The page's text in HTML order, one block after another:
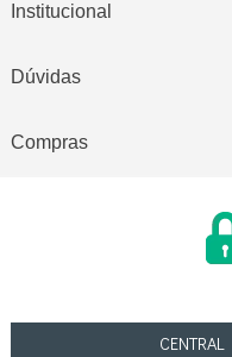
Institucional
Dúvidas
Compras
CENTRAL